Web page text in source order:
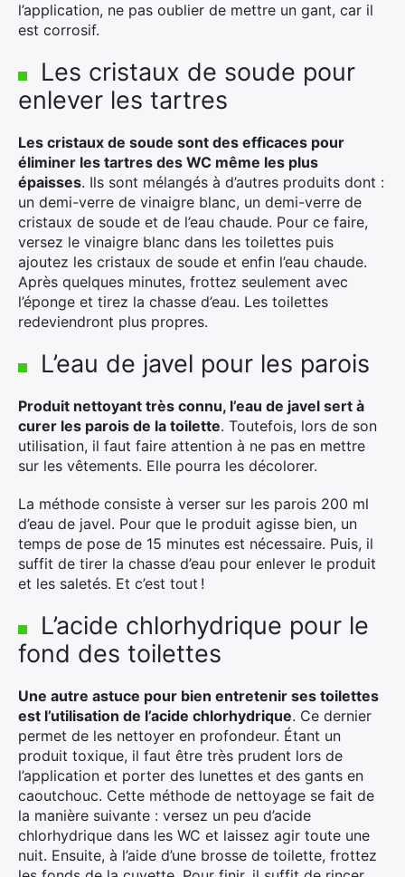
l’application, ne pas oublier de mettre un gant, car il
est corrosif.
Les cristaux de soude pour
enlever les tartres
Les cristaux de soude sont des efficaces pour
éliminer les tartres des WC même les plus
épaisses. Ils sont mélangés à d’autres produits dont :
un demi-verre de vinaigre blanc, un demi-verre de
cristaux de soude et de l’eau chaude. Pour ce faire,
versez le vinaigre blanc dans les toilettes puis
ajoutez les cristaux de soude et enfin l’eau chaude.
Après quelques minutes, frottez seulement avec
l’éponge et tirez la chasse d’eau. Les toilettes
redeviendront plus propres.
L’eau de javel pour les parois
Produit nettoyant très connu, l’eau de javel sert à
curer les parois de la toilette. Toutefois, lors de son
utilisation, il faut faire attention à ne pas en mettre
sur les vêtements. Elle pourra les décolorer.
La méthode consiste à verser sur les parois 200 ml
d’eau de javel. Pour que le produit agisse bien, un
temps de pose de 15 minutes est nécessaire. Puis, il
suffit de tirer la chasse d’eau pour enlever le produit
et les saletés. Et c’est tout !
L’acide chlorhydrique pour le
fond des toilettes
Une autre astuce pour bien entretenir ses toilettes
est l’utilisation de l’acide chlorhydrique. Ce dernier
permet de les nettoyer en profondeur. Étant un
produit toxique, il faut être très prudent lors de
l’application et porter des lunettes et des gants en
caoutchouc. Cette méthode de nettoyage se fait de
la manière suivante : versez un peu d’acide
chlorhydrique dans les WC et laissez agir toute une
nuit. Ensuite, à l’aide d’une brosse de toilette, frottez
×